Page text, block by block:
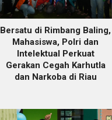
Bersatu di Rimbang Baling,
Mahasiswa, Polri dan
Intelektual Perkuat
Gerakan Cegah Karhutla
dan Narkoba di Riau